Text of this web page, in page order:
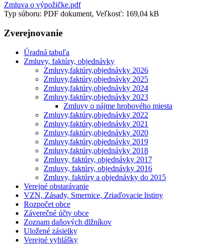
Zmluva o výpožičke.pdf
Typ súboru: PDF dokument, Veľkosť: 169,04 kB
Zverejnovanie
Úradná tabuľa
Zmluvy, faktúry, objednávky
Zmluvy,faktúry,objednávky 2026
Zmluvy,faktúry,objednávky 2025
Zmluvy,faktúry,objednávky 2024
Zmluvy,faktúry,objednávky 2023
Zmluvy o nájme hrobového miesta
Zmluvy,faktúry,objednávky 2022
Zmluvy,faktúry,objednávky 2021
Zmluvy,faktúry,objednávky 2020
Zmluvy,faktúry,objednávky 2019
Zmluvy,faktúry,objednávky 2018
Zmluvy, faktúry, objednávky 2017
Zmluvy, faktúry, objednávky 2016
Zmluvy, faktúry a objednávky do 2015
Verejné obstarávanie
VZN, Zásady, Smernice, Zriaďovacie listiny
Rozpočet obce
Záverečné účty obce
Zoznam daňových dlžníkov
Uložené zásielky
Verejné vyhlášky